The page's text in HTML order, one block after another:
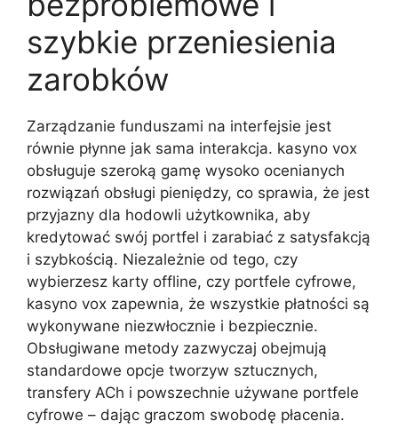
szybkie przeniesienia
zarobków
Zarządzanie funduszami na interfejsie jest
równie płynne jak sama interakcja. kasyno vox
obsługuje szeroką gamę wysoko ocenianych
rozwiązań obsługi pieniędzy, co sprawia, że ​​jest
przyjazny dla hodowli użytkownika, aby
kredytować swój portfel i zarabiać z satysfakcją
i szybkością. Niezależnie od tego, czy
wybierzesz karty offline, czy portfele cyfrowe,
kasyno vox zapewnia, że ​​wszystkie płatności są
wykonywane niezwłocznie i bezpiecznie.
Obsługiwane metody zazwyczaj obejmują
standardowe opcje tworzyw sztucznych,
transfery ACh i powszechnie używane portfele
cyfrowe – dając graczom swobodę płacenia.